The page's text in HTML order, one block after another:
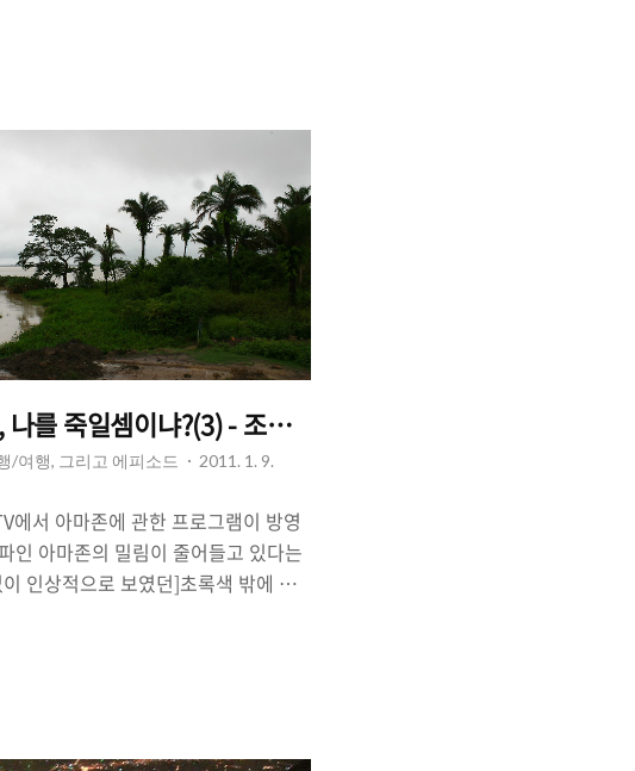
사막. 한국 서울 경복궁?덕수궁?남
서 한국, 그리고 한국을 거쳐 일본으
과 비교했을 때 한국의 멋과 한국적인
무엇일까를 고민해 봤다. 그리고 당연
고, 경주, 부산. 그리고 시간이 된다면
를 죽일셈이냐?(3) - 조마조마 버스타고 아마존
/여행, 그리고 에피소드
2011. 1. 9.
서 아마존에 관한 프로그램이 방영
인 아마존의 밀림이 줄어들고 있다는
인상적으로 보였던]초록색 밖에 보
장 도로. 그것은 아마존 지대를 항공